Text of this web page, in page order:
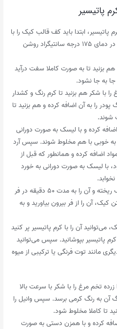
پاتیسیر
پاتیسیر، ابتدا باید کف قالب کیک را با
کاغذ روغنی پوشانده و فر را در دمای ۱۷۵ درجه سانتیگراد روشن
بزنید تا به صورت کاملا سفت درآید
به جا نشود.
با شکر هم بزنید تا کرم رنگ و کشدار
را به آن اضافه کرده و هم بزنید تا
شوند.
کرده و با لیسک به صورت دورانی
به خوبی با هم مخلوط شوند. سپس آرد
مرحله به مواد اضافه کرده و همانطور که قبل از
با لیسک به صورت دورانی به خورد
سپس، مواد را در قالب کیک ریخته و آن را به مدت ۵۰ دقیقه در فر
کیک، آن را از فر بیرون بیاورید و به
آن را با کرم پاتیسیر پر کنید
پاتیسیر بپوشانید. سپس می‌توانید
مانند توت فرنگی یا ترکیبی از میوه
زرده تخم مرغ را با شکر با سرعت بالا
آن به رنگ کرمی برسد. سپس وانیل را
تا کاملا مخلوط شود.
کرده و با همزن دستی به صورت